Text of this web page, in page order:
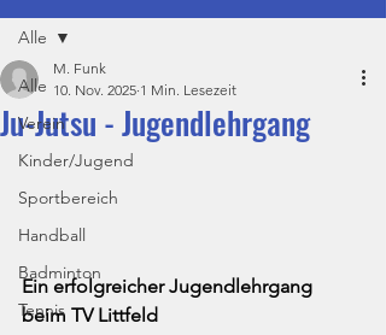
Alle
Verein
Kinder/Jugend
Sportbereich
Handball
Badminton
Tennis
Alle
Ju-Jutsu - Jugendlehrgang
M. Funk
10. Nov. 2025 1 Min. Lesezeit
Ein erfolgreicher Jugendlehrgang
beim TV Littfeld